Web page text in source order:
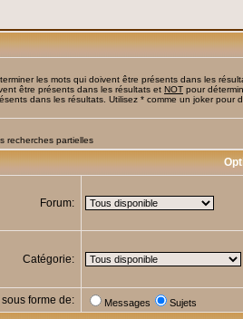
les mots qui doivent être présents dans les
être présents dans les résultats et NOT pour
dans les résultats. Utilisez * comme un joker pour
recherches partielles
Forum:
Catégorie:
forme de: Messages Sujets